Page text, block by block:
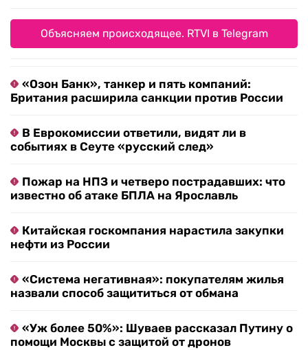
Объясняем происходящее. RTVI в Telegram
«Озон Банк», танкер и пять компаний:
Британия расширила санкции против России
В Еврокомиссии ответили, видят ли в
событиях в Сеуте «русский след»
Пожар на НПЗ и четверо пострадавших: что
известно об атаке БПЛА на Ярославль
Китайская госкомпания нарастила закупки
нефти из России
«Система негативная»: покупателям жилья
назвали способ защититься от обмана
«Уж более 50%»: Шуваев рассказал Путину о
помощи Москвы с защитой от дронов